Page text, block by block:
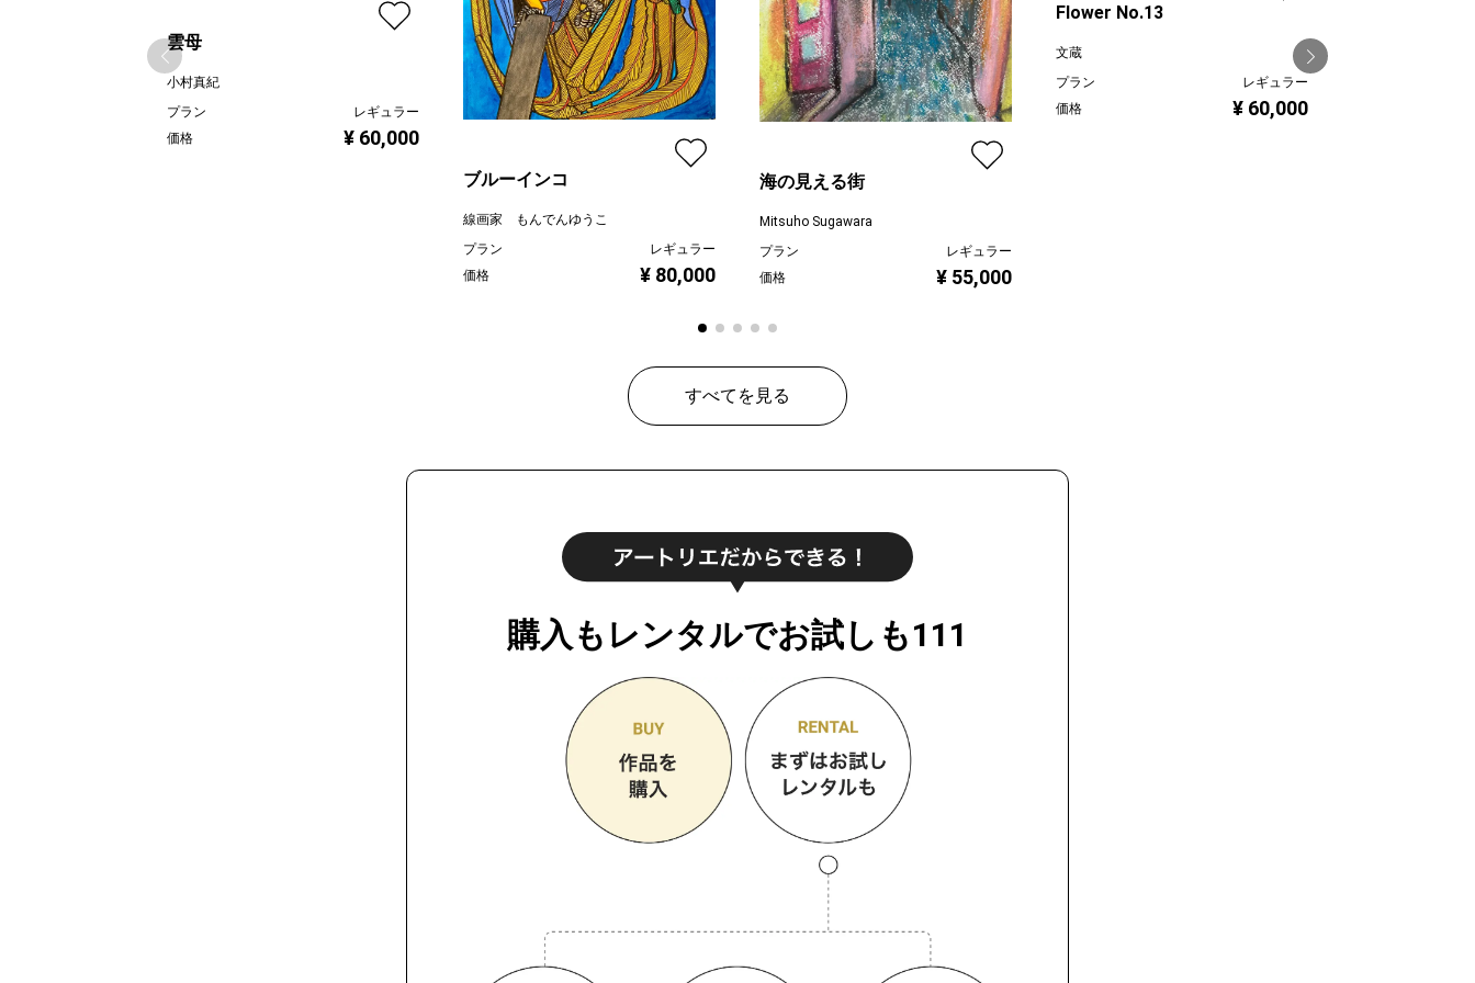
雲母
小村真紀
プラン
レギュラー
価格
¥ 60,000
ブルーインコ
線画家 もんでんゆうこ
プラン
レギュラー
価格
¥ 80,000
海の見える街
Mitsuho Sugawara
プラン
レギュラー
価格
¥ 55,000
Flower No.13
文蔵
プラン
レギュラー
価格
¥ 60,000
すべてを見る
購入もレンタルでお試しも111